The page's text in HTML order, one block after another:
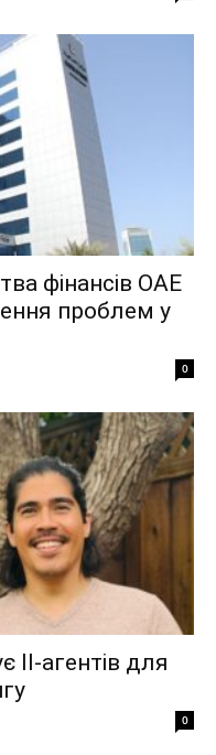
фінансів ОАЕ
проблем у
0
агентів для
0